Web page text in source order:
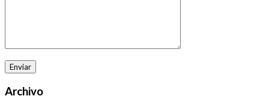
Archivo